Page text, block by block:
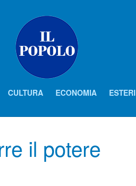
CULTURA ECONOMIA ESTERI
il potere